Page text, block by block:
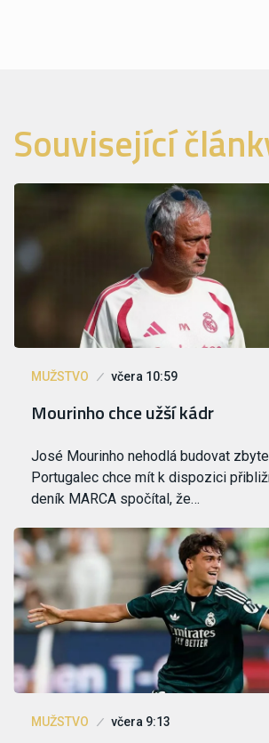
Související
MUŽSTVO včera 10:59
Mourinho chce užší kádr
José Mourinho nehodlá budovat
Portugalec chce mít k dispozici
deník MARCA spočítal, že…
MUŽSTVO včera 9:13